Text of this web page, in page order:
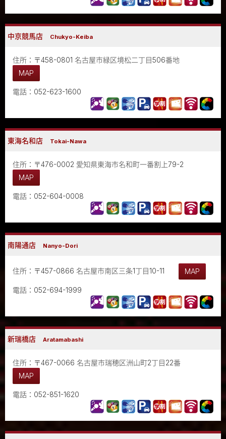
中京競馬店 Chukyo-Keiba
住所：〒458-0801 名古屋市緑区境松二丁目506番地
MAP
電話：052-623-1600
東海名和店 Tokai-Nawa
住所：〒476-0002 愛知県東海市名和町一番割上79-2
MAP
電話：052-604-0008
南陽通店 Nanyo-Dori
住所：〒457-0866 名古屋市南区三条1丁目10-11 MAP
電話：052-694-1999
新瑞橋店 Aratamabashi
住所：〒467-0066 名古屋市瑞穂区洲山町2丁目22番
MAP
電話：052-851-1620